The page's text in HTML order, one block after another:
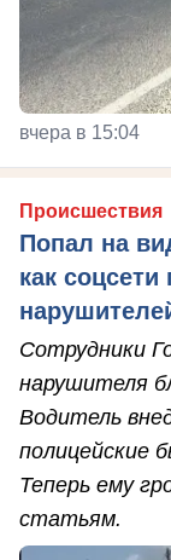
вчера в 15:04
Происшествия
Попал на
как
Сотрудники
нарушителя
Водитель
полицейские
Теперь ему
статьям.